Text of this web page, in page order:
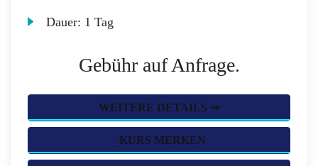
Dauer: 1 Tag
Gebühr auf Anfrage.
WEITERE DETAILS ➞
KURS MERKEN